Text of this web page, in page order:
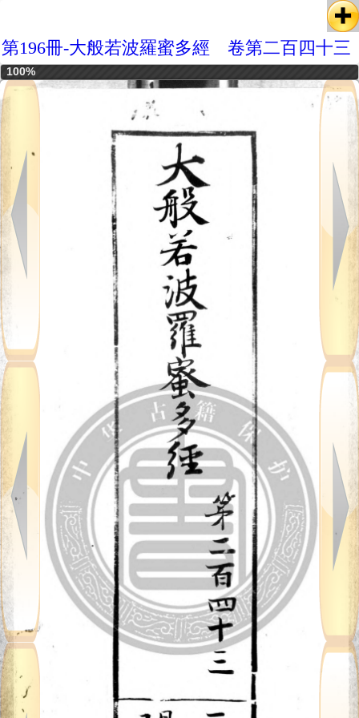
第196冊-大般若波羅蜜多經 卷第二百四十三
100%